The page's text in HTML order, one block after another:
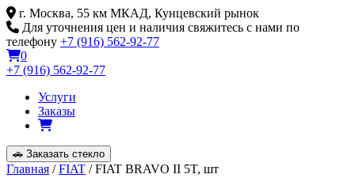
Skip
to
content
г. Москва, 55 км МКАД, Кунцевский рынок
Для уточнения цен и наличия свяжитесь с нами по
телефону +7 (916) 562-92-77
0
+7 (916) 562-92-77
Услуги
Заказы
🚗 Заказать стекло
Главная /FIAT / FIAT BRAVO II 5T, шт